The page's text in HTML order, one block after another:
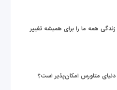
همه ما را برای همیشه تغییر
دنیای متاورس امکان‌پذیر است؟